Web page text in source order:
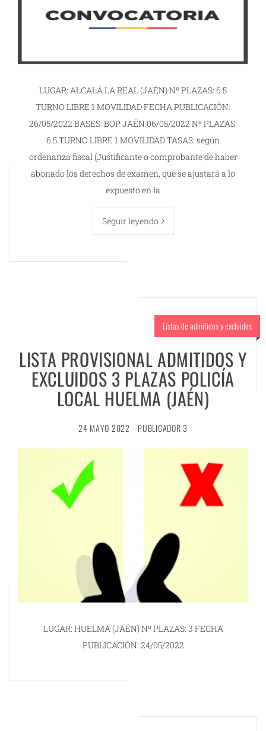
LUGAR: ALCALÁ LA REAL (JAÉN) Nº PLAZAS: 6 5
TURNO LIBRE 1 MOVILIDAD FECHA PUBLICACIÓN:
26/05/2022 BASES: BOP JAÉN 06/05/2022 Nº PLAZAS:
6 5 TURNO LIBRE 1 MOVILIDAD TASAS: según
ordenanza fiscal (Justificante o comprobante de haber
abonado los derechos de examen, que se ajustará a lo
expuesto en la
Seguir leyendo
Listas de admitidos y excluidos
LISTA PROVISIONAL ADMITIDOS Y
EXCLUIDOS 3 PLAZAS POLICÍA
LOCAL HUELMA (JAÉN)
24 MAYO 2022 PUBLICADOR 3
LUGAR: HUELMA (JAÉN) Nº PLAZAS: 3 FECHA
PUBLICACIÓN: 24/05/2022